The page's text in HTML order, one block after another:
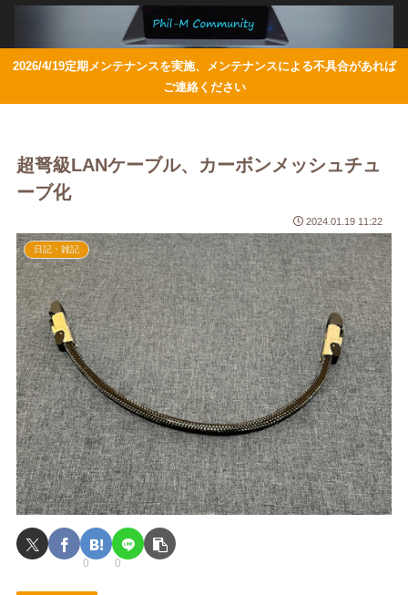
2026/4/19定期メンテナンスを実施、メンテナンスによる不具合があれば
ご連絡ください
超弩級LANケーブル、カーボンメッシュチュ
ーブ化
2024.01.19 11:22
日記・雑記
0 0